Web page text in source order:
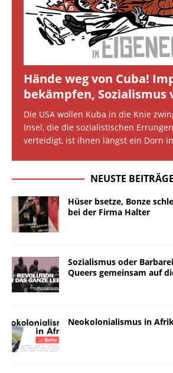
Hände weg von Cuba!
bekämpfen, Sozialismus
Die USA wollen Kuba in die Knie
Insel, die die sozialistischen
verteidigt, ist ihnen längst ein Dorn
NEUSTE BEITRÄGE
Hüser bsetze, Bonze
bei der Firma Halter
Sozialismus oder
Queers gemeinsam auf
Neokolonialismus in